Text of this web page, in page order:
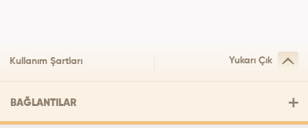
Kullanım Şartları Yukarı Çık
BAĞLANTILAR